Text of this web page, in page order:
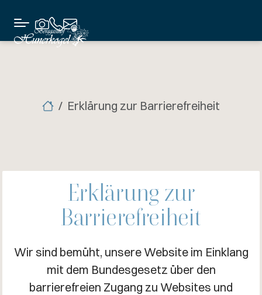
Erklärung zur Barrierefreiheit
Erklärung zur
Barrierefreiheit
Wir sind bemüht, unsere Website im Einklang
mit dem Bundesgesetz über den
barrierefreien Zugang zu Websites und